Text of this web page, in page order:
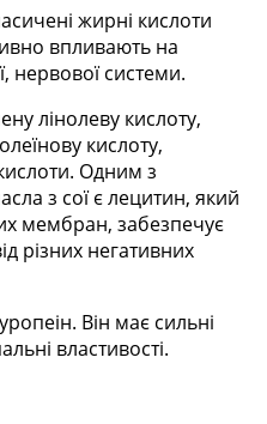
жирні кислоти
впливають на
нервової системи.
лінолеву кислоту,
кислоту,
Одним з
з сої є лецитин, який
мембран, забезпечує
різних негативних
Він має сильні
властивості.